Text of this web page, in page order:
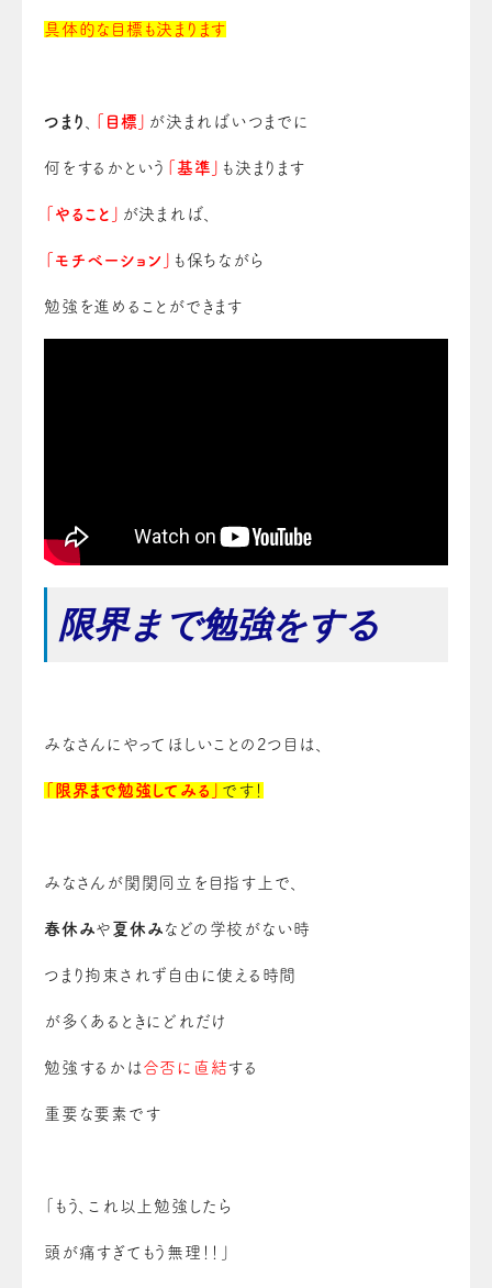
具体的な目標も決まります
つまり 「目標」 が決まればいつまでに
何をするかという 「基準」 も決まります
「やること」 が決まれば、
「モチベーション」 も保ちながら
勉強を進めることができます
限界まで勉強をする
みなさんにやってほしいことの2つ目は、
「限界まで勉強してみる」 です！
みなさんが関関同立を目指す上で、
春休みや 夏休み などの学校がない時
つまり拘束されず自由に使える時間
が多くあるときにどれだけ
勉強するか は 合否に直結 する
重要な要素です
「もう、これ以上勉強したら
頭が痛すぎてもう無理！！」